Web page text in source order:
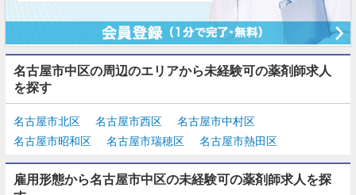
名古屋市中区の周辺のエリアから未経験可の薬剤師求人
を探す
名古屋市北区 名古屋市西区
名古屋市中村区
名古屋市昭和区
名古屋市瑞穂区 名古屋市熱田区
雇用形態から名古屋市中区の未経験可の薬剤師求人を探